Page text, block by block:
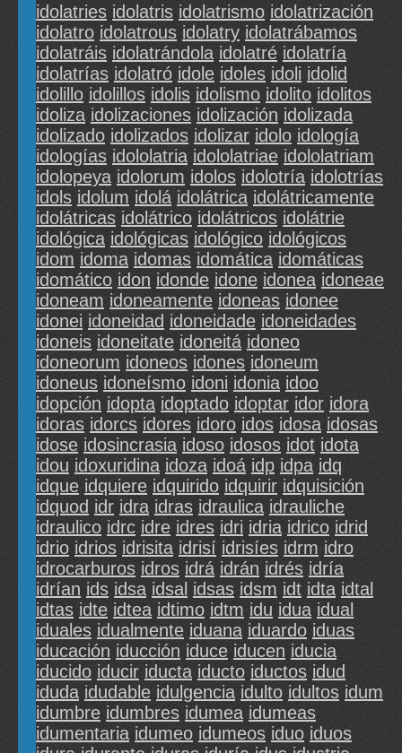
idolatries idolatris idolatrismo idolatrización
idolatro idolatrous idolatry idolatrábamos
idolatráis idolatrándola idolatré idolatría
idolatrías idolatró idole idoles idoli idolid
idolillo idolillos idolis idolismo idolito idolitos
idoliza idolizaciones idolización idolizada
idolizado idolizados idolizar idolo idología
idologías idololatria idololatriae idololatriam
idolopeya idolorum idolos idolotría idolotrías
idols idolum idolá idolátrica idolátricamente
idolátricas idolátrico idolátricos idolátrie
idológica idológicas idológico idológicos
idom idoma idomas idomática idomáticas
idomático idon idonde idone idonea idoneae
idoneam idoneamente idoneas idonee
idonei idoneidad idoneidade idoneidades
idoneis idoneitate idoneitá idoneo
idoneorum idoneos idones idoneum
idoneus idoneísmo idoni idonia idoo
idopción idopta idoptado idoptar idor idora
idoras idorcs idores idoro idos idosa idosas
idose idosincrasia idoso idosos idot idota
idou idoxuridina idoza idoá idp idpa idq
idque idquiere idquirido idquirir idquisición
idquod idr idra idras idraulica idrauliche
idraulico idrc idre idres idri idria idrico idrid
idrio idrios idrisita idrisí idrisíes idrm idro
idrocarburos idros idrá idrán idrés idría
idrían ids idsa idsal idsas idsm idt idta idtal
idtas idte idtea idtimo idtm idu idua idual
iduales idualmente iduana iduardo iduas
iducación iducción iduce iducen iducia
iducido iducir iducta iducto iductos idud
iduda idudable idulgencia idulto idultos idum
idumbre idumbres idumea idumeas
idumentaria idumeo idumeos iduo iduos